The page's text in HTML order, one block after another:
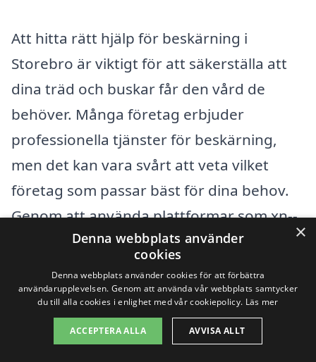
Att hitta rätt hjälp för beskärning i
Storebro är viktigt för att säkerställa att
dina träd och buskar får den vård de
behöver. Många företag erbjuder
professionella tjänster för beskärning,
men det kan vara svårt att veta vilket
företag som passar bäst för dina behov.
Genom att använda plattformar som xn--
beskrning-pris-8hb.se kan du snabbt och
enkelt få kontakt med olika företag,
jämföra erbjudanden och få hjälp med din
beskärning.
×
Denna webbplats använder
cookies
Denna webbplats använder cookies för att förbättra
användarupplevelsen. Genom att använda vår webbplats samtycker
du till alla cookies i enlighet med vår cookiepolicy. Läs mer
ACCEPTERA ALLA AVVISA ALLT